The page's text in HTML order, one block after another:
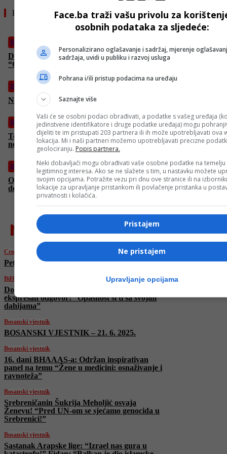
Pročitajte još
BiH
Dodik napao članove SDS-a, stigao mu ekspresan odgovor:
“Opasnost si ti sa svojim dahijama”
BiH
Na Tjentištu obilježena 82. godišnjica bitke na Sutjesci
BiH
Tomo Spahović reagovao na izjavu Brgulje: Zbog nas bježati
ne trebaš, neka ti sude Allah i država!
BiH
Oglasio se vozač Damir Brgulja: Izvinjava se Spahovićima i ne
demantuje da je pobjegao iz države
najnovije
Crna hronika
Pet osoba povrijeđeno u sudaru kod Kalesije
BiH
Dodik napao članove SDS-a, stigao mu
ekspresan odgovor: “Opasnost si ti sa svojim
dahijama”
Bosanski vjestnik
BOSANSKI VJESTNIK – 21. 6. 2025.
Bosanski vjestnik
16. dani BHAAAS-a: Održan inspirativan
panel na temu “Žene u medicini: osnaživanje i
ravnoteža”
Bosanski vjestnik
Srebreničanin Šukrija Meholjić osvaja
Ženevu! “Pred UN-om se sjećamo genocida u
Srebrenici!”
Bosanski vjestnik
Sastanak Arapske lige: “Izrael nas gura u
Face.ba traži vašu privolu za
osobnih podataka za sljedeće:
Personalizirano oglašavanje i sadržaj, mjerenje
sadržaja, uvidi u publiku i razvoj usluga
Pohrana i/ili pristup podacima na uređaju
Saznajte više
Vaši će se osobni podaci obrađivati, a podatke s vašeg uređaja
jedinstvene identifikatore i druge podatke uređaja) mogu
dijeliti te im pristupati 203 partnera ili ih može upotrebljavati ova
lokacija. Mi i naši partneri možemo upotrebljavati precizne
geolociranju. Popis partnera.
Neki dobavljači mogu obrađivati vaše osobne podatke na temelju
legitimnog interesa. Ako se ne slažete s tim, u nastavku možete
svojim opcijama. Potražite vezu pri dnu ove stranice ili na
lokacije za upravljanje pristankom ili povlačenje pristanka u
privatnosti i kolačića.
Pristajem
Ne pristajem
Upravljanje opcijama